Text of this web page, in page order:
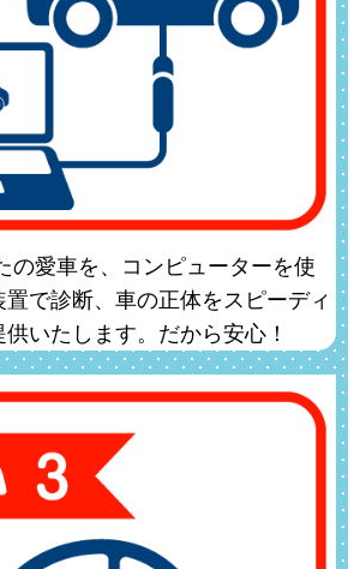
の愛車を、コンピューターを使
で診断、車の正体をスピーディ
いたします。だから安心！